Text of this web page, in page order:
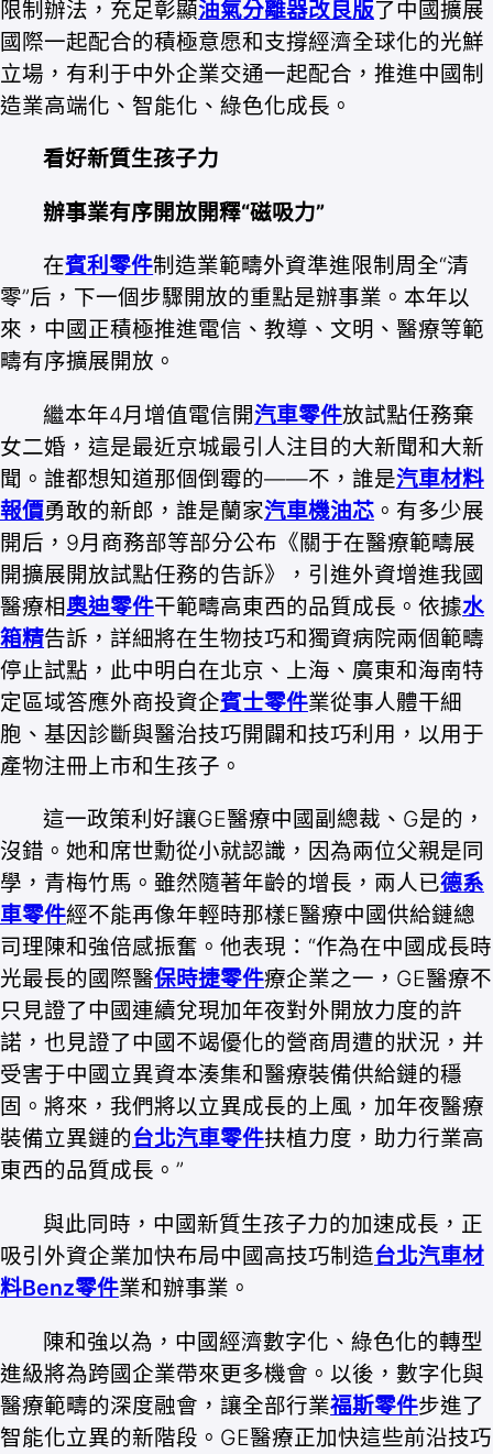
限制辦法，充足彰顯油氣分離器改良版了中國擴展
國際一起配合的積極意愿和支撐經濟全球化的光鮮
立場，有利于中外企業交通一起配合，推進中國制
造業高端化、智能化、綠色化成長。
看好新質生孩子力
辦事業有序開放開釋“磁吸力”
在賓利零件制造業範疇外資準進限制周全“清
零”后，下一個步驟開放的重點是辦事業。本年以
來，中國正積極推進電信、教導、文明、醫療等範
疇有序擴展開放。
繼本年4月增值電信開汽車零件放試點任務棄
女二婚，這是最近京城最引人注目的大新聞和大新
聞。誰都想知道那個倒霉的——不，誰是汽車材料
報價勇敢的新郎，誰是蘭家汽車機油芯 。有多少展
開后，9月商務部等部分公布《關于在醫療範疇展
開擴展開放試點任務的告訴》，引進外資增進我國
醫療相奧迪零件干範疇高東西的品質成長。依據水
箱精告訴，詳細將在生物技巧和獨資病院兩個範疇
停止試點，此中明白在北京、上海、廣東和海南特
定區域答應外商投資企賓士零件業從事人體干細
胞、基因診斷與醫治技巧開闢和技巧利用，以用于
產物注冊上市和生孩子。
這一政策利好讓GE醫療中國副總裁、G是的，
沒錯。她和席世勳從小就認識，因為兩位父親是同
學，青梅竹馬。雖然隨著年齡的增長，兩人已德系
車零件經不能再像年輕時那樣E醫療中國供給鏈總
司理陳和強倍感振奮。他表現：“作為在中國成長時
光最長的國際醫保時捷零件療企業之一，GE醫療不
只見證了中國連續兌現加年夜對外開放力度的許
諾，也見證了中國不竭優化的營商周遭的狀況，并
受害于中國立異資本湊集和醫療裝備供給鏈的穩
固。將來，我們將以立異成長的上風，加年夜醫療
裝備立異鏈的台北汽車零件扶植力度，助力行業高
東西的品質成長。”
與此同時，中國新質生孩子力的加速成長，正
吸引外資企業加快布局中國高技巧制造台北汽車材
料Benz零件業和辦事業。
陳和強以為，中國經濟數字化、綠色化的轉型
進級將為跨國企業帶來更多機會。以後，數字化與
醫療範疇的深度融會，讓全部行業福斯零件步進了
智能化立異的新階段。GE醫療正加快這些前沿技巧